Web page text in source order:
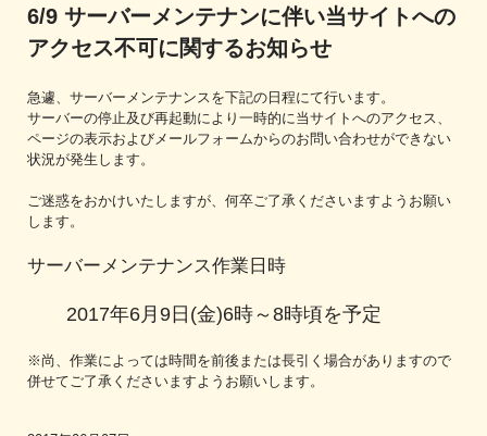
6/9 サーバーメンテナンに伴い当サイトへの
アクセス不可に関するお知らせ
急遽、サーバーメンテナンスを下記の日程にて行います。
サーバーの停止及び再起動により一時的に当サイトへのアクセス、
ページの表示およびメールフォームからのお問い合わせができない
状況が発生します。
ご迷惑をおかけいたしますが、何卒ご了承くださいますようお願い
します。
サーバーメンテナンス作業日時
2017年6月9日(金)6時～8時頃を予定
※尚、作業によっては時間を前後または長引く場合がありますので
併せてご了承くださいますようお願いします。